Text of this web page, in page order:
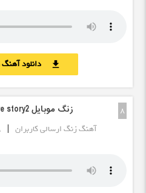
download دانلود آهنگ
8 زنگ موبایل love story2 فیلم و سریال
آهنگ زنگ ارسالی کاربران |